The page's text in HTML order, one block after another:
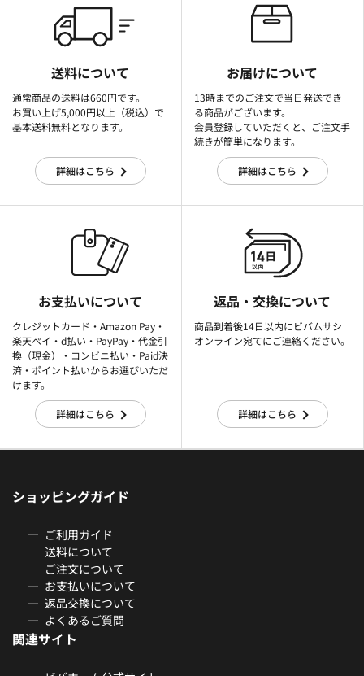
送料について
通常商品の送料は660円です。
お買い上げ5,000円以上（税込）で
基本送料無料となります。
詳細はこちら
お届けについて
13時までのご注文で当日発送でき
る商品がございます。
会員登録していただくと、ご注文手
続きが簡単になります。
詳細はこちら
お支払いについて
クレジットカード・Amazon Pay・
楽天ぺイ・d払い・PayPay・代金引
換（現金）・コンビニ払い・Paid決
済・ポイント払いからお選びいただ
けます。
詳細はこちら
返品・交換について
商品到着後14日以内にビバムサシ
オンライン宛てにご連絡ください。
詳細はこちら
ショッピングガイド
ご利用ガイド
送料について
ご注文について
お支払いについて
返品交換について
よくあるご質問
関連サイト